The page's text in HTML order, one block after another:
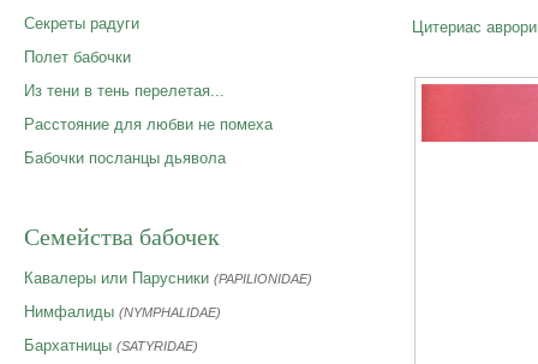
Секреты радуги
Полет бабочки
Из тени в тень перелетая...
Расстояние для любви не помеха
Бабочки посланцы дьявола
Семейства бабочек
Кавалеры или Парусники (PAPILIONIDAE)
Нимфалиды (NYMPHALIDAE)
Бархатницы (SATYRIDAE)
Цитериас